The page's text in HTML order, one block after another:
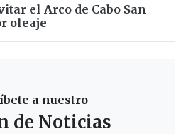
el Arco de Cabo San
oleaje
a nuestro
de Noticias